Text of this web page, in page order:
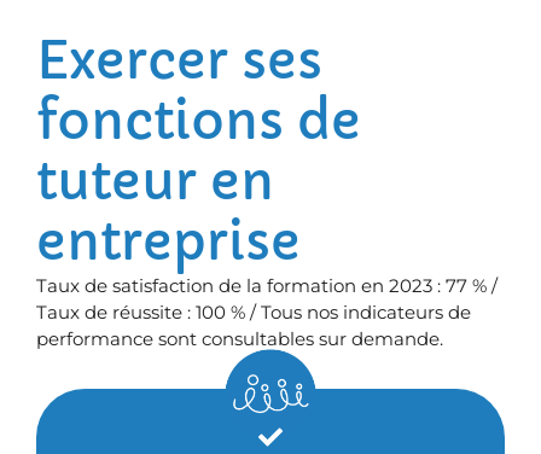
Exercer ses
fonctions de
tuteur en
entreprise
Taux de satisfaction de la formation en 2023 : 77 % /
Taux de réussite : 100 % / Tous nos indicateurs de
performance sont consultables sur demande.